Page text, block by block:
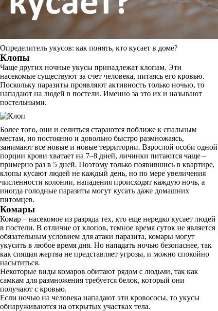
Определитель укусов: как понять, кто кусает в доме?
Клопы
Чаще других ночные укусы принадлежат клопам. Эти
насекомые существуют за счет человека, питаясь его кровью.
Поскольку паразиты проявляют активность только ночью, то
нападают на людей в постели. Именно за это их и называют
постельными.
Более того, они и селиться стараются поближе к спальным
местам, но постоянно и довольно быстро размножаясь,
занимают все новые и новые территории. Взрослой особи одной
порции крови хватает на 7–8 дней, личинки питаются чаще –
примерно раз в 5 дней. Поэтому только появившись в квартире,
клопы кусают людей не каждый день, но по мере увеличения
численности колонии, нападения происходят каждую ночь, а
иногда голодные паразиты могут кусать даже домашних
питомцев.
Комары
Комар – насекомое из разряда тех, кто еще нередко кусает людей
в постели. В отличие от клопов, темное время суток не является
обязательным условием для атаки паразита, комары могут
укусить в любое время дня. Но нападать ночью безопаснее, так
как спящая жертва не представляет угрозы, и можно спокойно
насытиться.
Некоторые виды комаров обитают рядом с людьми, так как
самкам для размножения требуется белок, который они
получают с кровью.
Если ночью на человека нападают эти кровососы, то укусы
обнаруживаются на открытых участках тела.